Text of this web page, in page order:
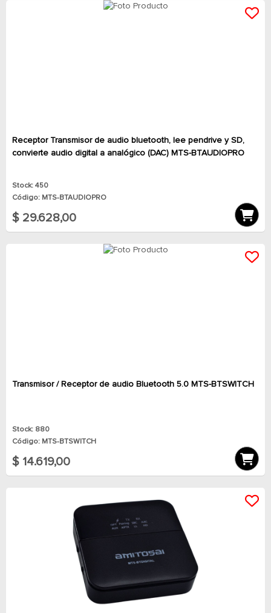
Receptor Transmisor de audio bluetooth, lee pendrive y SD,
convierte audio digital a analógico (DAC) MTS-BTAUDIOPRO
Stock: 450
Código: MTS-BTAUDIOPRO
$ 29.628,00
Transmisor / Receptor de audio Bluetooth 5.0 MTS-BTSWITCH
Stock: 880
Código: MTS-BTSWITCH
$ 14.619,00